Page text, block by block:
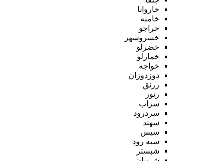
خاروانا
خامنه
خراجو
خسروشهر
خضرلو
خمارلو
خواجه
دوزدوزان
زرنق
زنوز
سراب
سردرود
سهند
سیس
سیه رود
شبستر